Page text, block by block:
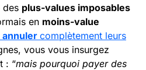
des plus-values imposables
en moins-value
annuler complètement leurs
vous vous insurgez
: “mais pourquoi payer des